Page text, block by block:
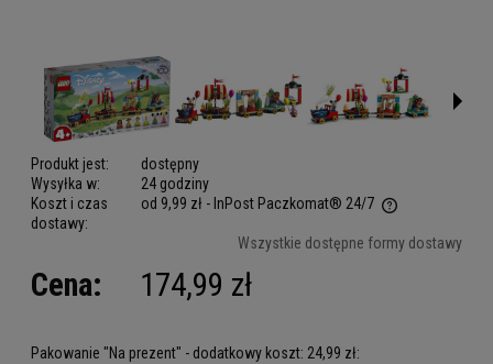
Produkt jest:
dostępny
Wysyłka w:
24 godziny
Koszt i czas
dostawy:
od 9,99 zł - InPost Paczkomat® 24/7
Cena nie zawiera ewentualnych kosztów płatności
Wszystkie dostępne formy dostawy
Cena: 174,99 zł
Pakowanie "Na prezent" - dodatkowy koszt: 24,99 zł: